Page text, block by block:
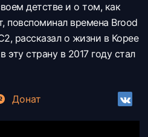
детстве и о том, как
повспоминал времена Brood
рассказал о жизни в Корее
эту страну в 2017 году стал
Донат